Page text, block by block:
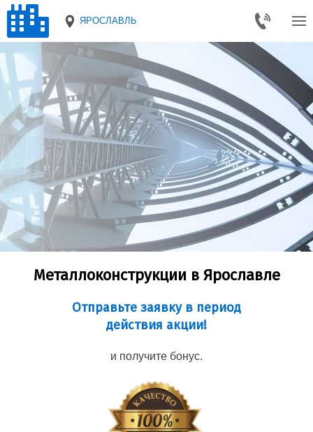
ЯРОСЛАВЛЬ
Металлоконструкции в Ярославле
Отправьте заявку в период
действия акции!
и получите бонус.